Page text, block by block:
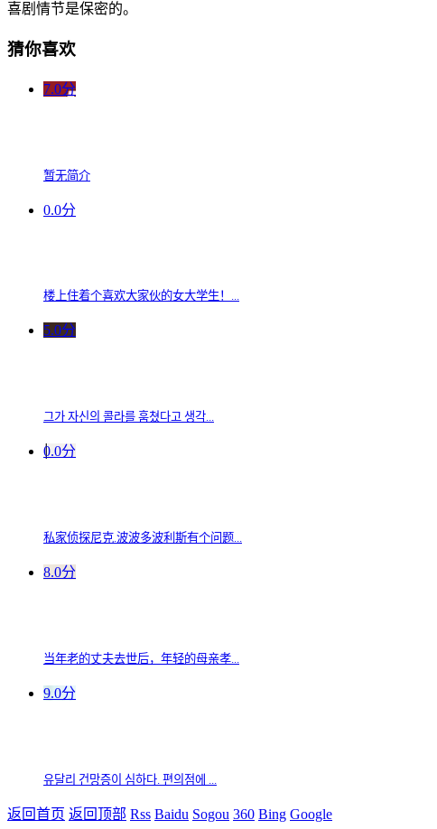
喜剧情节是保密的。
猜你喜欢
7.0分
暂无简介
0.0分
楼上住着个喜欢大家伙的女大学生！...
5.0分
그가 자신의 콜라를 훔쳤다고 생각...
0.0分
私家侦探尼克.波波多波利斯有个问题...
8.0分
当年老的丈夫去世后，年轻的母亲孝...
9.0分
유달리 건망증이 심하다. 편의점에 ...
返回首页 返回顶部 Rss Baidu Sogou 360 Bing Google